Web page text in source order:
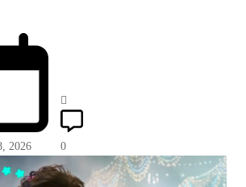
2026 0